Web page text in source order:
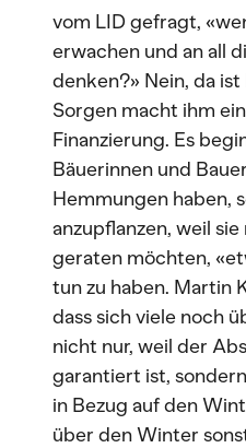
vom LID gefragt,
erwachen und an all
denken?» Nein, da
Sorgen macht ihm
Finanzierung. Es
Bäuerinnen und
Hemmungen haben,
anzupflanzen, weil
geraten möchten,
tun zu haben. Martin
dass sich viele noch
nicht nur, weil der
garantiert ist,
in Bezug auf den
über den Winter